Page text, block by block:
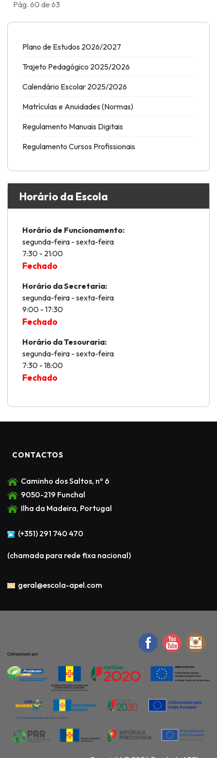
Pág. 60 de 63
Plano de Estudos 2026/2027
Trajeto Pedagógico 2025/2026
Calendário Escolar 2025/2026
Matrículas e Anuidades (Normas)
Regulamento Manuais Digitais
Regulamento Cursos Profissionais
Horário da Escola
Horário de Funcionamento:
segunda-feira - sexta-feira
7:30 - 21:00
Fechado
Horário da Secretaria:
segunda-feira - sexta-feira
9:00 - 17:30
Fechado
Horário da Tesouraria:
segunda-feira - sexta-feira
7:30 - 18:00
Fechado
CONTACTOS
Caminho dos Saltos, nº 6
9050-219 Funchal
Ilha da Madeira, Portugal
(+351) 291 740 470
(chamada para rede fixa nacional)
geral@escola-apel.com